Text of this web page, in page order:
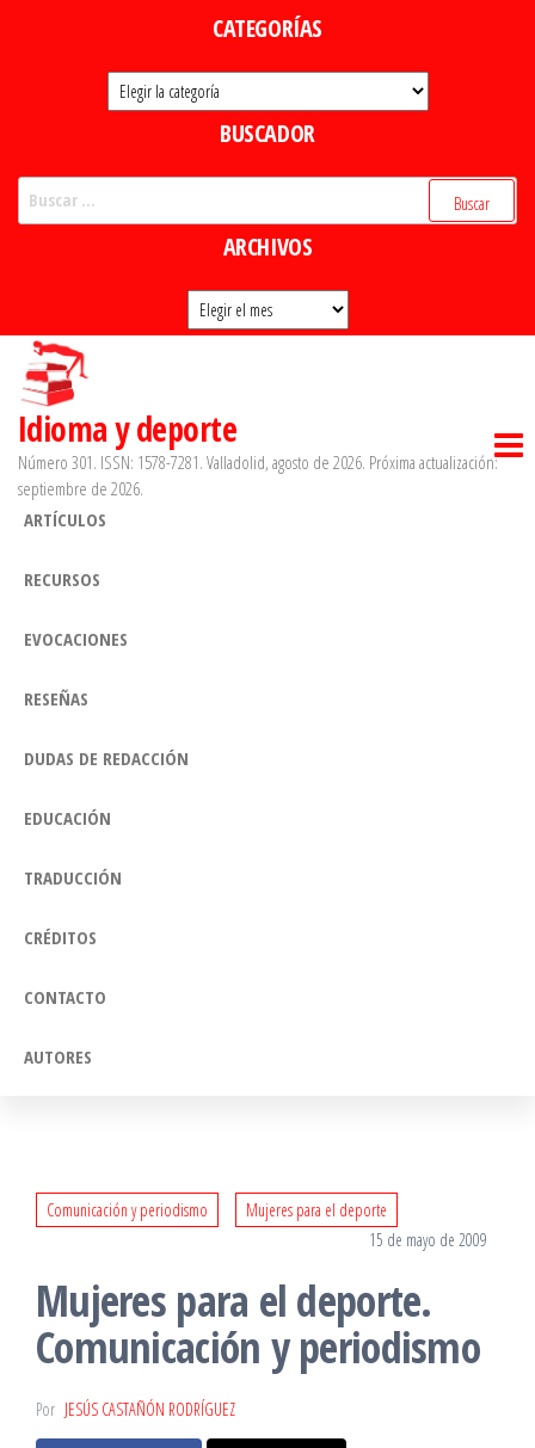
CATEGORÍAS
Categorías
BUSCADOR
ARCHIVOS
Archivos
Idioma y deporte
Número 301. ISSN: 1578-7281. Valladolid, agosto de 2026. Próxima actualización:
septiembre de 2026.
ARTÍCULOS
RECURSOS
EVOCACIONES
RESEÑAS
DUDAS DE REDACCIÓN
EDUCACIÓN
TRADUCCIÓN
CRÉDITOS
CONTACTO
AUTORES
Comunicación y periodismo
Mujeres para el deporte
15 de mayo de 2009
Mujeres para el deporte.
Comunicación y periodismo
Por JESÚS CASTAÑÓN RODRÍGUEZ